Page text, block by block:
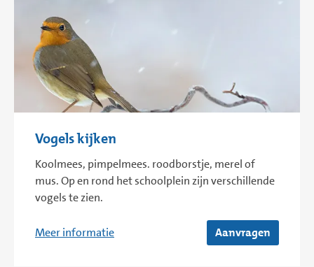
Vogels kijken
Koolmees, pimpelmees. roodborstje, merel of
mus. Op en rond het schoolplein zijn verschillende
vogels te zien.
Meer informatie Aanvragen